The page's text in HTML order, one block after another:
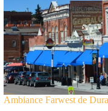
Ambiance Farwest de